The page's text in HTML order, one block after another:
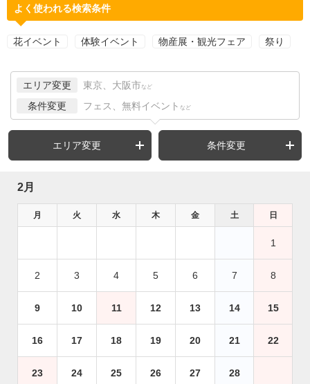
よく使われる検索条件
花イベント 体験イベント 物産展・観光フェア 祭り
エリア変更 東京、大阪市 など
条件変更 フェス、無料イベント など
エリア変更 条件変更
2月
月 火 水 木 金 土 日
1
2 3 4 5 6 7 8
9 10 11 12 13 14 15
16 17 18 19 20 21 22
23 24 25 26 27 28